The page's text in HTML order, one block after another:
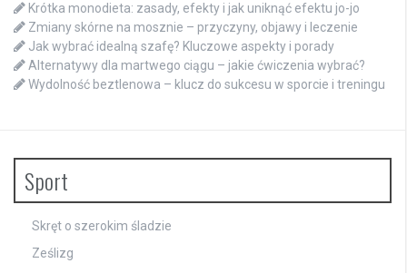
Krótka monodieta: zasady, efekty i jak uniknąć efektu jo-jo
Zmiany skórne na mosznie – przyczyny, objawy i leczenie
Jak wybrać idealną szafę? Kluczowe aspekty i porady
Alternatywy dla martwego ciągu – jakie ćwiczenia wybrać?
Wydolność beztlenowa – klucz do sukcesu w sporcie i treningu
Sport
Skręt o szerokim śladzie
Ześlizg